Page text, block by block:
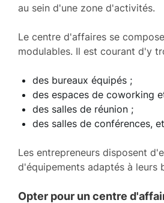
au sein d'une zone d'activités.
Le centre d'affaires se
modulables. Il est courant d'y
des bureaux équipés ;
des espaces de coworking
des salles de réunion ;
des salles de conférences,
Les entrepreneurs disposent
d'équipements adaptés à leurs
Opter pour un centre